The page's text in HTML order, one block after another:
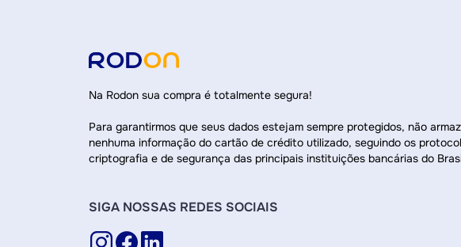
Na Rodon sua compra é totalmente segura!
Para garantirmos que seus dados estejam sempre protegidos, não
nenhuma informação do cartão de crédito utilizado, seguindo os
criptografia e de segurança das principais instituições bancárias do
SIGA NOSSAS REDES SOCIAIS